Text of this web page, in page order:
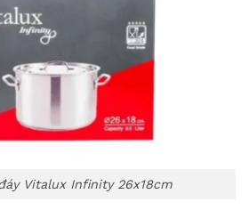
Vitalux Infinity 26x18cm